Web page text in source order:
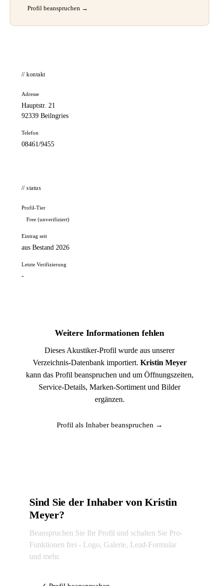
Profil beanspruchen →
// kontakt
Adresse
Hauptstr. 21
92339 Beilngries
Telefon
08461/9455
// status
Profil-Tier
Free (unverifiziert)
Eintrag seit
aus Bestand 2026
Letzte Verifizierung
-
Weitere Informationen fehlen
Dieses Akustiker-Profil wurde aus unserer
Verzeichnis-Datenbank importiert. Kristin Meyer
kann das Profil beanspruchen und um Öffnungszeiten,
Service-Details, Marken-Sortiment und Bilder
ergänzen.
Profil als Inhaber beanspruchen →
Sind Sie der Inhaber von Kristin
Meyer?
Beanspruchen Sie Ihr Profil und schalten Sie Pro-
Funktionen frei - Logo, Galerie, Lead-Formular
und mehr.